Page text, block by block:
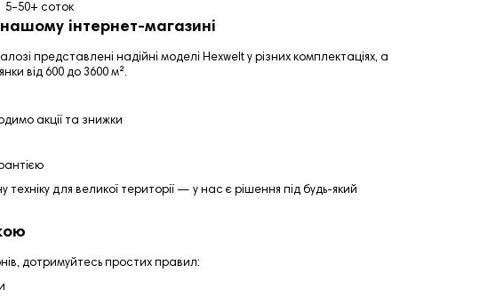
5–50+ соток
інтернет-магазині
представлені надійні моделі Hexwelt у різних комплектаціях, а
від 600 до 3600 м².
акції та знижки
для великої території — у нас є рішення під будь-який
дотримуйтесь простих правил: